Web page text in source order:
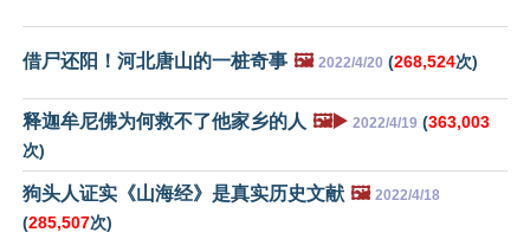
借尸还阳！河北唐山的一桩奇事 🖼️ 2022/4/20 (268,524次)
释迦牟尼佛为何救不了他家乡的人 🖼️▶️ 2022/4/19 (363,003
次)
狗头人证实《山海经》是真实历史文献 🖼️ 2022/4/18
(285,507次)